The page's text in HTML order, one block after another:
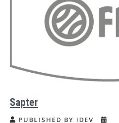
Sapter
PUBLISHED BY IDEV